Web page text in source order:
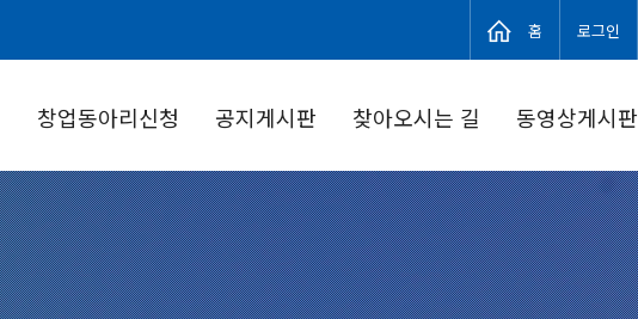
홈 로그인
창업동아리신청 공지게시판 찾아오시는 길 동영상게시판